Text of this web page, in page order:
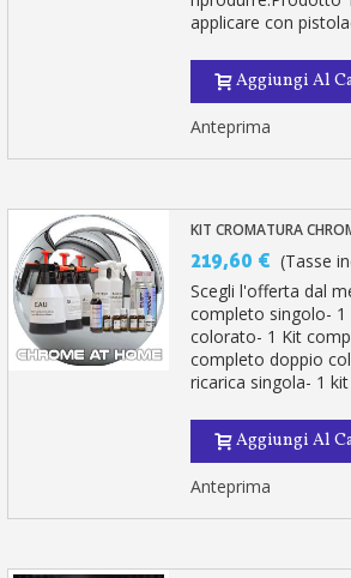
applicare con
Aggiungi Al
Anteprima
KIT CROMATURA
219,60 € (Tasse
Scegli l'offerta dal
completo singolo-
colorato- 1 Kit
completo doppio
ricarica singola- 1
Aggiungi Al
Anteprima